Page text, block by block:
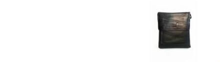
Túi đựng iPad da thật đeo chéo thời...